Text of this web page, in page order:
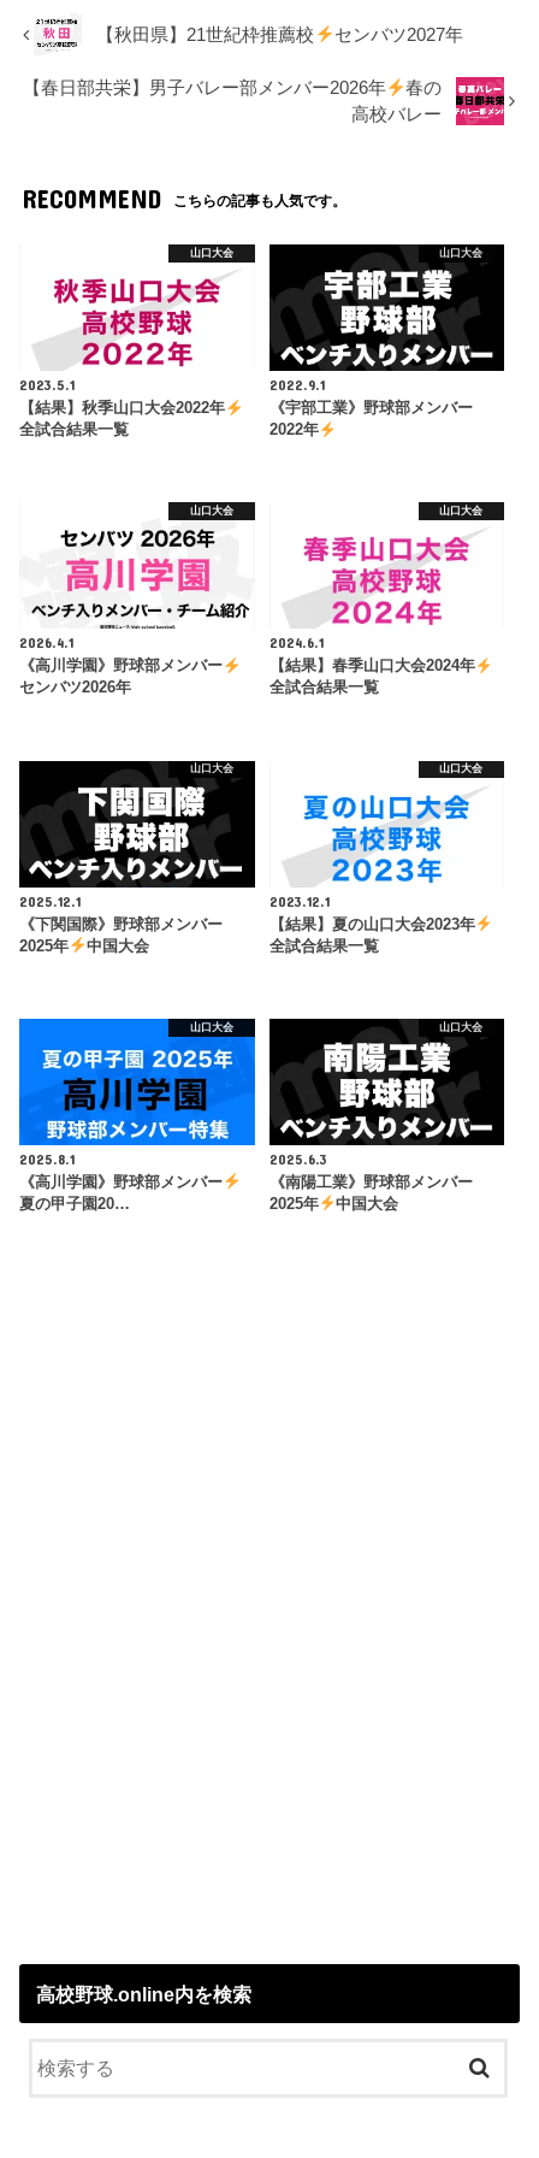
【秋田県】21世紀枠推薦校 センバツ2027年
【春日部共栄】男子バレー部メンバー2026年
春の
高校バレー
RECOMMEND こちらの記事も人気です。
山口大会
2023.5.1
【結果】秋季山口大会2022年
全試合結果一覧
山口大会
2022.9.1
《宇部工業》野球部メンバー
2022年
山口大会
2026.4.1
《高川学園》野球部メンバー
センバツ2026年
山口大会
2024.6.1
【結果】春季山口大会2024年
全試合結果一覧
山口大会
2025.12.1
《下関国際》野球部メンバー
2025年
中国大会
山口大会
2023.12.1
【結果】夏の山口大会2023年
全試合結果一覧
山口大会
2025.8.1
《高川学園》野球部メンバー
夏の甲子園20…
山口大会
2025.6.3
《南陽工業》野球部メンバー
2025年
中国大会
高校野球.online内を検索